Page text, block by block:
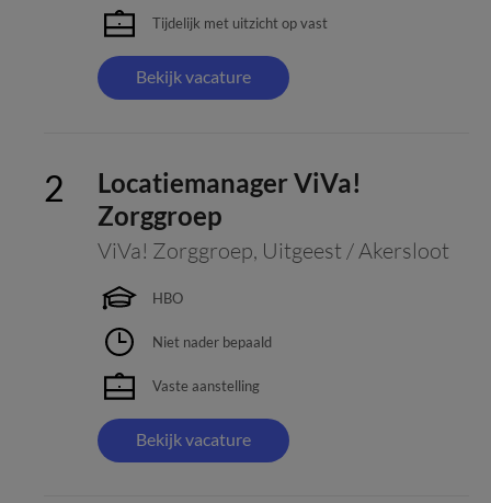
Tijdelijk met uitzicht op vast
Bekijk vacature
Locatiemanager ViVa!
Zorggroep
ViVa! Zorggroep, Uitgeest / Akersloot
HBO
Niet nader bepaald
Vaste aanstelling
Bekijk vacature